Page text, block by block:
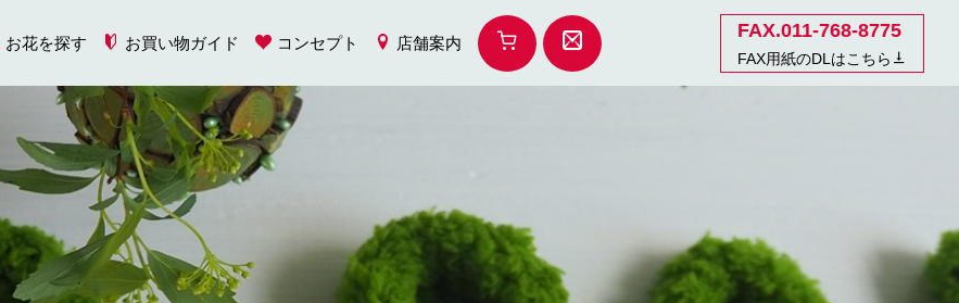
お花を探す お買い物ガイド コンセプト 店舗案内
FAX.011-768-8775
FAX用紙のDLはこちら